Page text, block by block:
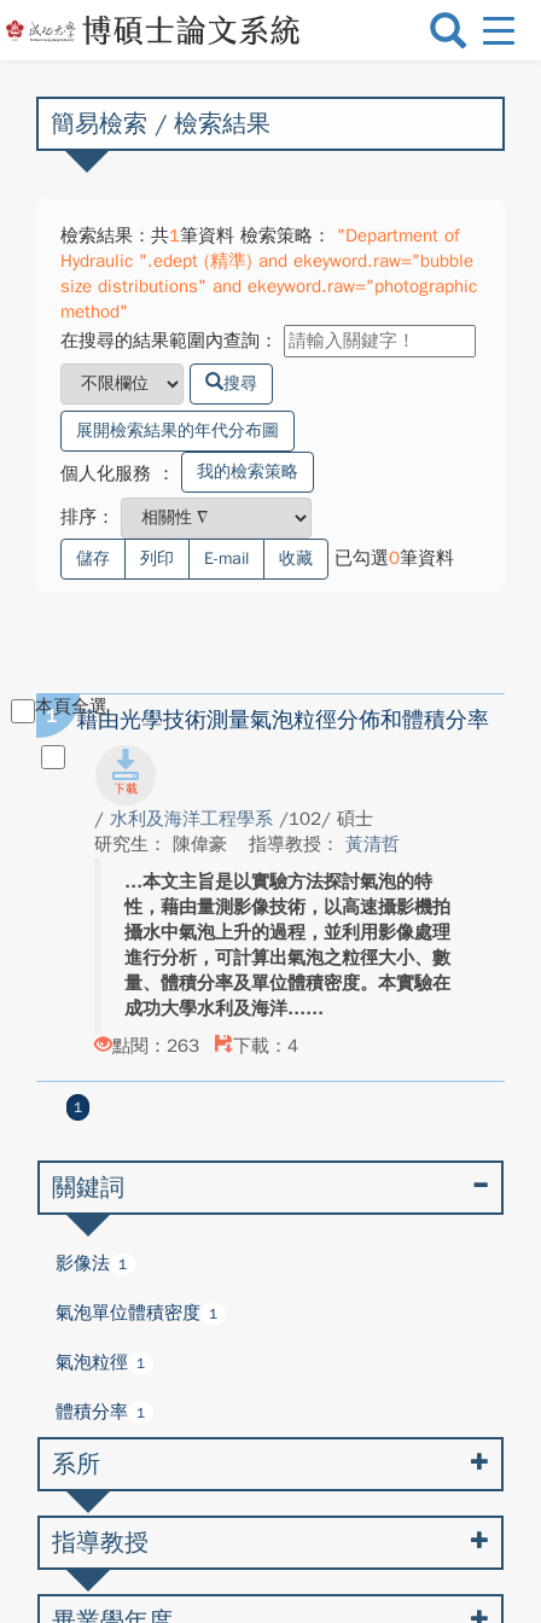
選
換
簡易檢索 / 檢索結果
檢索結果：共1筆資料 檢索策略：
"Department of
Hydraulic ".edept (精準) and ekeyword.raw="bubble
size distributions" and ekeyword.raw="photographic
method"
在搜尋的結果範圍內查詢：
搜尋
展開檢索結果的年代分布圖
個人化服務 ： 我的檢索策略
排序：
儲存 列印 E-mail 收藏 已勾選0筆資料
本頁全選
1 藉由光學技術測量氣泡粒徑分佈和體積分率
/ 水利及海洋工程學系 /102/ 碩士
研究生： 陳偉豪
指導教授： 黃清哲
本文主旨是以實驗方法探討氣泡的特
性，藉由量測影像技術，以高速攝影機拍
攝水中氣泡上升的過程，並利用影像處理
進行分析，可計算出氣泡之粒徑大小、數
量、體積分率及單位體積密度。本實驗在
成功大學水利及海洋...
點閱：263
下載：4
1
關鍵詞
影像法 1
氣泡單位體積密度 1
氣泡粒徑 1
體積分率 1
系所
指導教授